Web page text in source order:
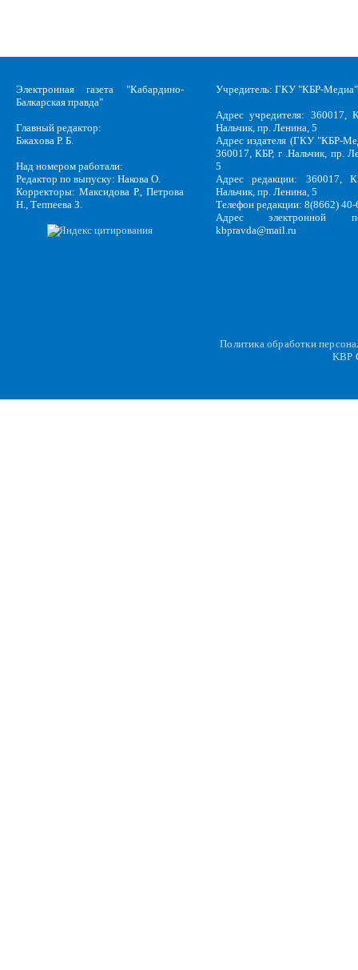
Электронная газета "Кабардино-
Балкарская правда"
Главный редактор:
Бжахова Р. Б.
Над номером работали:
Редактор по выпуску: Накова О.
Корректоры: Максидова Р., Петрова
Н., Теппеева З.
Учредитель: ГКУ "КБР-Медиа"
Адрес учредителя: 360017,
Нальчик, пр. Ленина, 5
Адрес издателя (ГКУ "КБР-
360017, КБР, г .Нальчик, пр.
5
Адрес редакции: 360017,
Нальчик, пр. Ленина, 5
Телефон редакции: 8(8662)
Адрес электронной
kbpravda@mail.ru
Политика обработки
KBP